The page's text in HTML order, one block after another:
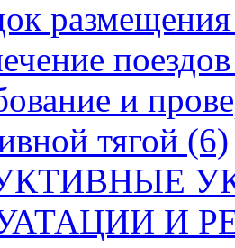
и
тягой (6)
И